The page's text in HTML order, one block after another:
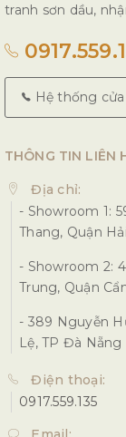
tranh sơn dầu,
Hệ thống
THÔNG TIN LIÊN
Địa chỉ:
- Showroom 1:
Thang, Quận
- Showroom 2:
Trung, Quận
- 389 Nguyễn
Lệ, TP Đà Nẵng
Điện thoại:
0917.559.135